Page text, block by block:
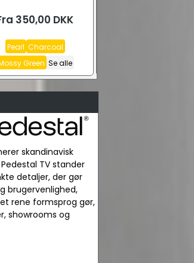
350,00 DKK
Pearl Charcoal
Green Se alle
skandinavisk
TV stander
detaljer, der gør
brugervenlighed,
rene formsprog gør,
showrooms og